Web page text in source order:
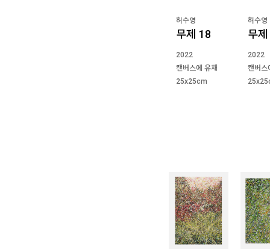
허수영
무제 18
2022
캔버스에 유채
25x25cm
허수영
무
2022
캔버스